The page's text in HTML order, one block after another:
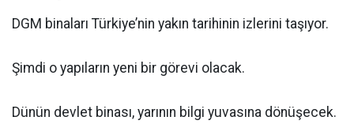
DGM binaları Türkiye’nin yakın tarihinin izlerini taşıyor.
Şimdi o yapıların yeni bir görevi olacak.
Dünün devlet binası, yarının bilgi yuvasına dönüşecek.